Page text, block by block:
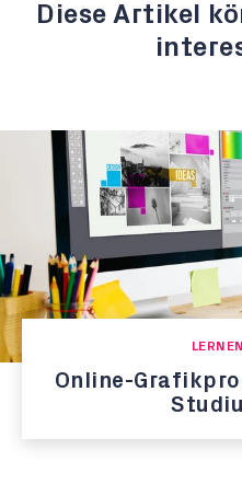
Diese Artikel
LERNEN
Online-